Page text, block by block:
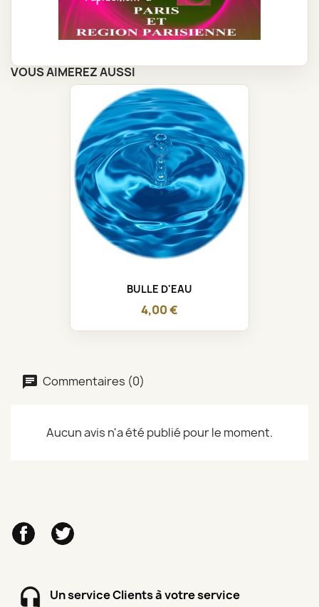
VOUS AIMEREZ AUSSI
BULLE D'EAU
4,00 €
Commentaires (0)
Aucun avis n'a été publié pour le moment.
FacebookTwitter
Un service Clients à votre service